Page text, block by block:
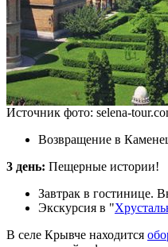
Источник фото: selena-
Возвращение в
3 день: Пещерные истории!
Завтрак в гостинице.
Экскурсия в "
В селе Крывче находится